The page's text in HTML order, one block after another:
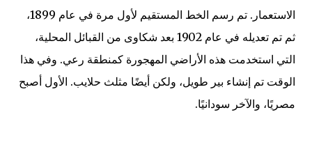
الاستعمار. تم رسم الخط المستقيم لأول مرة في عام 1899،
ثم تم تعديله في عام 1902 بعد شكاوى من القبائل المحلية،
التي استخدمت هذه الأراضي المهجورة كمنطقة رعي. وفي هذا
الوقت تم إنشاء بير طويل، ولكن أيضًا مثلث حلايب. الأول أصبح
مصريًا، والآخر سودانيًا.